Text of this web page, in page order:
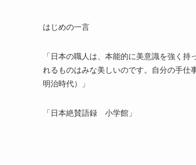
はじめの一言
「日本の職人は、本能的に美意識を強く
れるものはみな美しいのです。自分の手
明治時代）」
「日本絶賛語録 小学館」